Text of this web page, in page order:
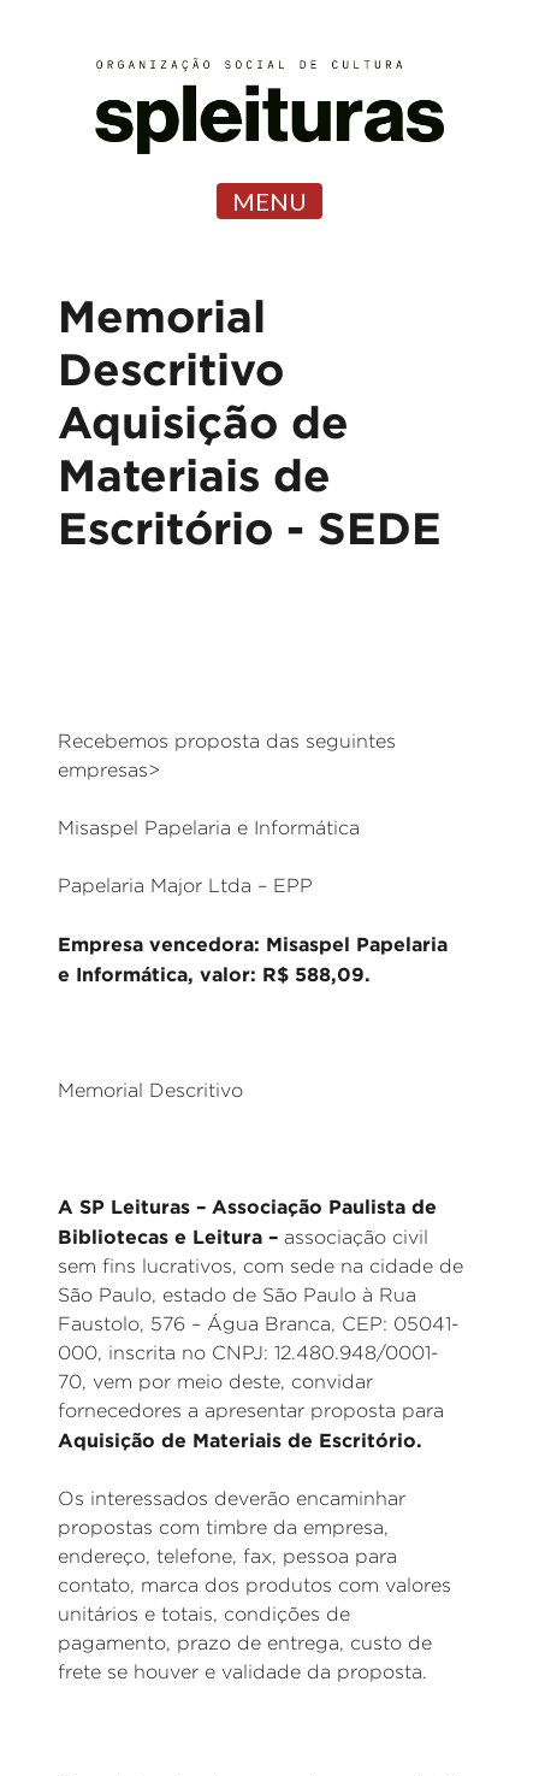
MENU
Memorial
Descritivo
Aquisição de
Materiais de
Escritório - SEDE
Recebemos proposta das seguintes
empresas>
Misaspel Papelaria e Informática
Papelaria Major Ltda – EPP
Empresa vencedora: Misaspel Papelaria
e Informática, valor: R$ 588,09.
Memorial Descritivo
A SP Leituras – Associação Paulista de
Bibliotecas e Leitura – associação civil
sem fins lucrativos, com sede na cidade de
São Paulo, estado de São Paulo à Rua
Faustolo, 576 – Água Branca, CEP: 05041-
000, inscrita no CNPJ: 12.480.948/0001-
70, vem por meio deste, convidar
fornecedores a apresentar proposta para
Aquisição de Materiais de Escritório.
Os interessados deverão encaminhar
propostas com timbre da empresa,
endereço, telefone, fax, pessoa para
contato, marca dos produtos com valores
unitários e totais, condições de
pagamento, prazo de entrega, custo de
frete se houver e validade da proposta.